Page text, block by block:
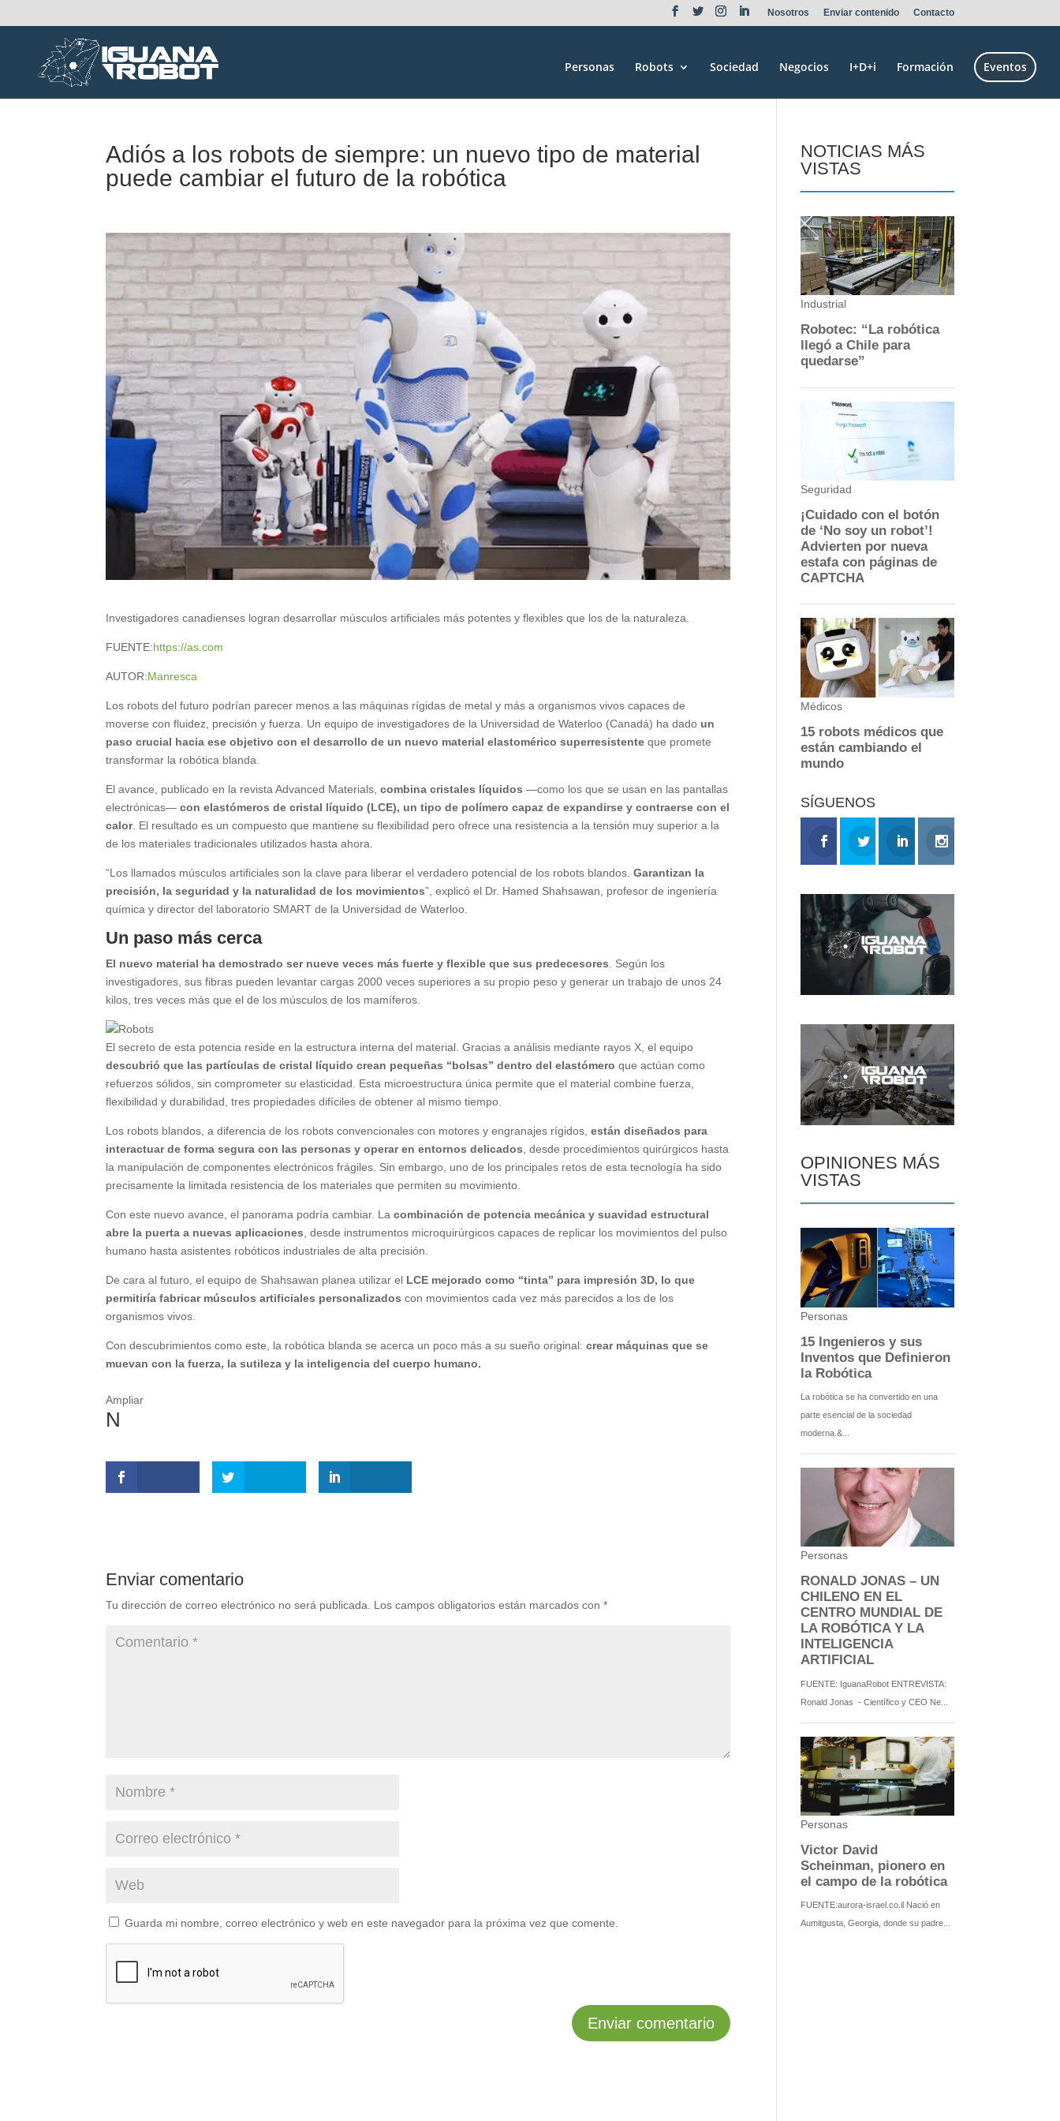
Nosotros Enviar contenido Contacto
Personas Robots Sociedad Negocios I+D+i Formación Eventos
Adiós a los robots de siempre: un nuevo tipo de material
puede cambiar el futuro de la robótica
Investigadores canadienses logran desarrollar músculos artificiales más potentes y flexibles que los de la naturaleza.
FUENTE:https://as.com
AUTOR:Manresca
Los robots del futuro podrían parecer menos a las máquinas rígidas de metal y más a organismos vivos capaces de
moverse con fluidez, precisión y fuerza. Un equipo de investigadores de la Universidad de Waterloo (Canadá) ha dado un
paso crucial hacia ese objetivo con el desarrollo de un nuevo material elastomérico superresistente que promete
transformar la robótica blanda.
El avance, publicado en la revista Advanced Materials,combina cristales líquidos —como los que se usan en las pantallas
electrónicas—con elastómeros de cristal líquido (LCE), un tipo de polímero capaz de expandirse y contraerse con el
calor. El resultado es un compuesto que mantiene su flexibilidad pero ofrece una resistencia a la tensión muy superior a la
de los materiales tradicionales utilizados hasta ahora.
“Los llamados músculos artificiales son la clave para liberar el verdadero potencial de los robots blandos.Garantizan la
precisión, la seguridad y la naturalidad de los movimientos”, explicó el Dr. Hamed Shahsawan, profesor de ingeniería
química y director del laboratorio SMART de la Universidad de Waterloo.
Un paso más cerca
El nuevo material ha demostrado ser nueve veces más fuerte y flexible que sus predecesores . Según los
investigadores, sus fibras pueden levantar cargas 2000 veces superiores a su propio peso y generar un trabajo de unos 24
kilos, tres veces más que el de los músculos de los mamíferos.
El secreto de esta potencia reside en la estructura interna del material. Gracias a análisis mediante rayos X, el equipo
descubrió que las partículas de cristal líquido crean pequeñas “bolsas” dentro del elastómero que actúan como
refuerzos sólidos, sin comprometer su elasticidad. Esta microestructura única permite que el material combine fuerza,
flexibilidad y durabilidad, tres propiedades difíciles de obtener al mismo tiempo.
Los robots blandos, a diferencia de los robots convencionales con motores y engranajes rígidos,están diseñados para
interactuar de forma segura con las personas y operar en entornos delicados , desde procedimientos quirúrgicos hasta
la manipulación de componentes electrónicos frágiles. Sin embargo, uno de los principales retos de esta tecnología ha sido
precisamente la limitada resistencia de los materiales que permiten su movimiento.
Con este nuevo avance, el panorama podría cambiar. Lacombinación de potencia mecánica y suavidad estructural
abre la puerta a nuevas aplicaciones , desde instrumentos microquirúrgicos capaces de replicar los movimientos del pulso
humano hasta asistentes robóticos industriales de alta precisión.
De cara al futuro, el equipo de Shahsawan planea utilizar el LCE mejorado como “tinta” para impresión 3D, lo que
permitiría fabricar músculos artificiales personalizados con movimientos cada vez más parecidos a los de los
organismos vivos.
Con descubrimientos como este, la robótica blanda se acerca un poco más a su sueño original:crear máquinas que se
muevan con la fuerza, la sutileza y la inteligencia del cuerpo humano.
Ampliar
N
Enviar comentario
Tu dirección de correo electrónico no será publicada. Los campos obligatorios están marcados con*
Guarda mi nombre, correo electrónico y web en este navegador para la próxima vez que comente.
NOTICIAS MÁS
VISTAS
SÍGUENOS
OPINIONES MÁS
VISTAS